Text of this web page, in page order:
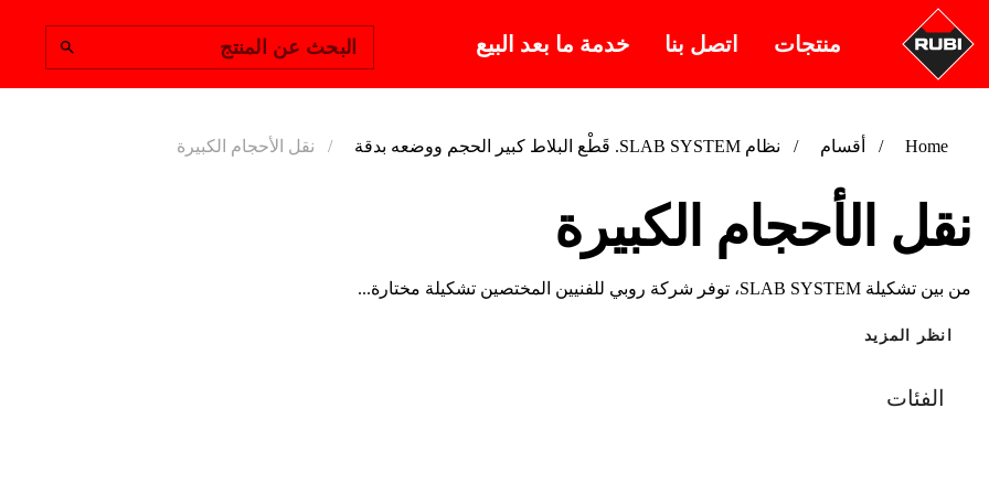
منتجات اتصل بنا خدمة ما بعد البيع البحث عن المنتج
Home أقسام نظام SLAB SYSTEM. قَطْع البلاط كبير الحجم ووضعه بدقة نقل الأحجام الكبيرة
نقل الأحجام الكبيرة
من بين تشكيلة SLAB SYSTEM، توفر شركة روبي للفنيين المختصين تشكيلة مختارة...
انظر المزيد
الفئات